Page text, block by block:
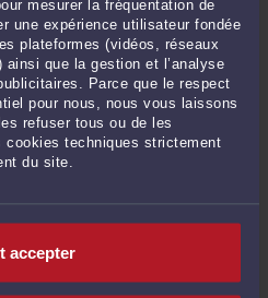
mesurer la fréquentation de
une expérience utilisateur fondée
plateformes (vidéos, réseaux
que la gestion et l’analyse
Parce que le respect
pour nous, nous vous laissons
refuser tous ou de les
cookies techniques strictement
du site.
accepter
clause in the event of resignation: it must
employee's departure (Cass. Soc. July
– Executives – cadres dirigeants.-Le 31 juil.
de démission : elle doit être levée au plus
Soc. 1er juillet 2026, 25-10.960 publié
formateurs soumis à un planning
de forfait-jours possible (cass. Soc. 3 juin
10:53
d’expression du salarié : panorama